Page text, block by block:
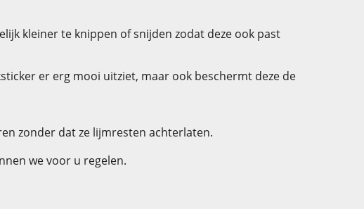
kleiner te knippen of snijden zodat deze ook past
er erg mooi uitziet, maar ook beschermt deze de
zonder dat ze lijmresten achterlaten.
we voor u regelen.